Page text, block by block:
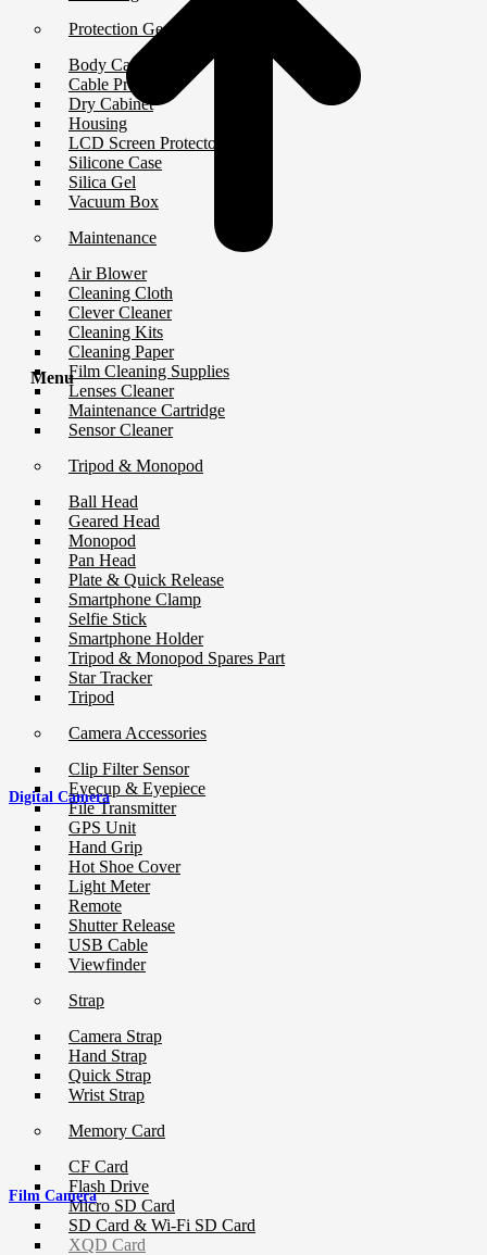
Protection Gear
Body Cap
Cable Protector
Dry Cabinet
Housing
LCD Screen Protector
Silicone Case
Silica Gel
Vacuum Box
Maintenance
Air Blower
Cleaning Cloth
Clever Cleaner
Cleaning Kits
Cleaning Paper
Film Cleaning Supplies
Lenses Cleaner
Maintenance Cartridge
Sensor Cleaner
Tripod & Monopod
Ball Head
Geared Head
Monopod
Pan Head
Plate & Quick Release
Smartphone Clamp
Selfie Stick
Smartphone Holder
Tripod & Monopod Spares Part
Star Tracker
Tripod
Camera Accessories
Clip Filter Sensor
Eyecup & Eyepiece
File Transmitter
GPS Unit
Hand Grip
Hot Shoe Cover
Light Meter
Remote
Shutter Release
USB Cable
Viewfinder
Strap
Camera Strap
Hand Strap
Quick Strap
Wrist Strap
Memory Card
CF Card
Flash Drive
Micro SD Card
SD Card & Wi-Fi SD Card
XQD Card
Menu
Digital Camera
Film Camera